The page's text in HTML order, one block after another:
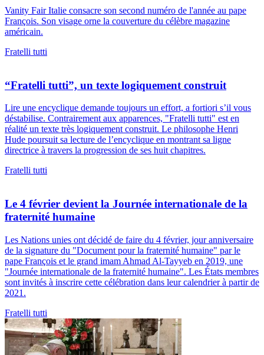
Vanity Fair Italie consacre son second numéro de l'année au pape
François. Son visage orne la couverture du célèbre magazine
américain.
Fratelli tutti
“Fratelli tutti”, un texte logiquement construit
Lire une encyclique demande toujours un effort, a fortiori s’il vous
déstabilise. Contrairement aux apparences, "Fratelli tutti" est en
réalité un texte très logiquement construit. Le philosophe Henri
Hude poursuit sa lecture de l’encyclique en montrant sa ligne
directrice à travers la progression de ses huit chapitres.
Fratelli tutti
Le 4 février devient la Journée internationale de la
fraternité humaine
Les Nations unies ont décidé de faire du 4 février, jour anniversaire
de la signature du "Document pour la fraternité humaine" par le
pape François et le grand imam Ahmad Al-Tayyeb en 2019, une
"Journée internationale de la fraternité humaine". Les États membres
sont invités à inscrire cette célébration dans leur calendrier à partir de
2021.
Fratelli tutti